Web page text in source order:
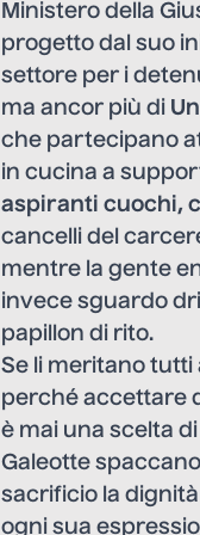
Ministero della
progetto dal suo
settore per i
ma ancor più di
che partecipano
in cucina a
aspiranti cuochi,
cancelli del
mentre la gente
invece sguardo
papillon di rito.
Se li meritano tutti
perché accettare
è mai una scelta
Galeotte
sacrificio la
ogni sua